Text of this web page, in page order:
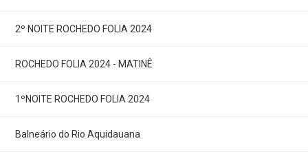
2º NOITE ROCHEDO FOLIA 2024
ROCHEDO FOLIA 2024 - MATINÊ
1ºNOITE ROCHEDO FOLIA 2024
Balneário do Rio Aquidauana